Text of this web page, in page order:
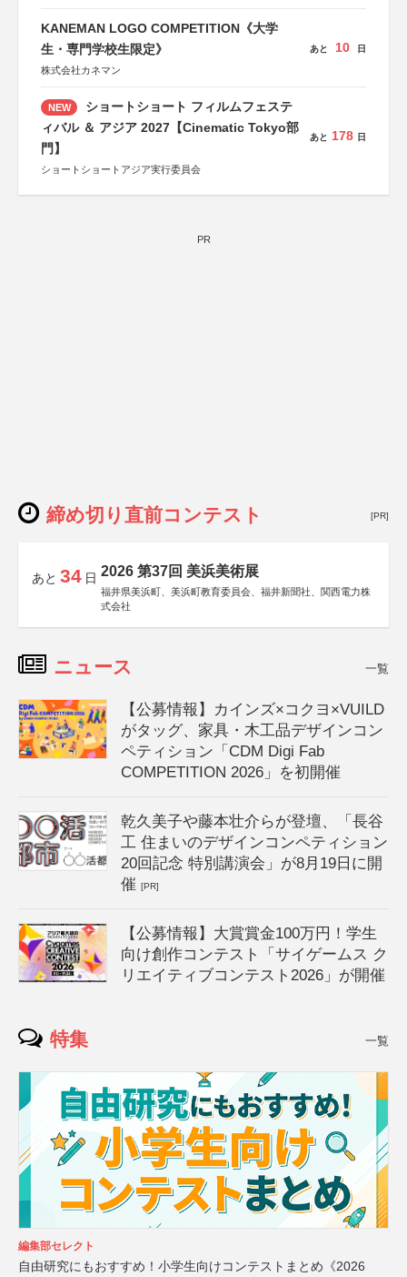
KANEMAN LOGO COMPETITION《大学
生・専門学校生限定》
株式会社カネマン
あと 10 日
NEW
ショートショート フィルムフェステ
ィバル ＆ アジア 2027【Cinematic Tokyo部
門】
ショートショートアジア実行委員会
あと 178 日
PR
締め切り直前コンテスト [PR]
あと 34 日 2026 第37回 美浜美術展
福井県美浜町、美浜町教育委員会、福井新聞社、関西電力株
式会社
ニュース 一覧
【公募情報】カインズ×コクヨ×VUILD
がタッグ、家具・木工品デザインコン
ペティション「CDM Digi Fab
COMPETITION 2026」を初開催
乾久美子や藤本壮介らが登壇、「長谷
工 住まいのデザインコンペティション
20回記念 特別講演会」が8月19日に開
催[PR]
【公募情報】大賞賞金100万円！学生
向け創作コンテスト「サイゲームス ク
リエイティブコンテスト2026」が開催
特集 一覧
編集部セレクト
自由研究にもおすすめ！小学生向けコンテストまとめ《2026